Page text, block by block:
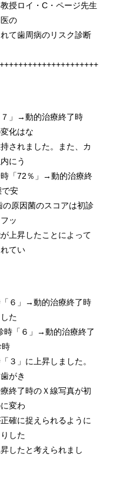
授ロイ・C・ページ先生
の
て歯周病のリスク診断
」→動的治療終了時
化はな
されました。また、カ
にう
「72％」→動的治療終
で安
原因菌のスコアは初診
ッ
上昇したことによって
てい
６」→動的治療終了時
た
時「６」→動的治療終了
時
３」に上昇しました。
がき
終了時のＸ線写真が初
変わ
確に捉えられるように
した
したと考えられまし